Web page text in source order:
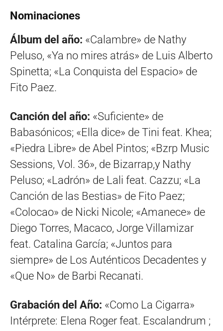
Nominaciones
Álbum del año: «Calambre» de Nathy
Peluso, «Ya no mires atrás» de Luis Alberto
Spinetta; «La Conquista del Espacio» de
Fito Paez.
Canción del año: «Suficiente» de
Babasónicos; «Ella dice» de Tini feat. Khea;
«Piedra Libre» de Abel Pintos; «Bzrp Music
Sessions, Vol. 36», de Bizarrap,y Nathy
Peluso; «Ladrón» de Lali feat. Cazzu; «La
Canción de las Bestias» de Fito Paez;
«Colocao» de Nicki Nicole; «Amanece» de
Diego Torres, Macaco, Jorge Villamizar
feat. Catalina García; «Juntos para
siempre» de Los Auténticos Decadentes y
«Que No» de Barbi Recanati.
Grabación del Año: «Como La Cigarra»
Intérprete: Elena Roger feat. Escalandrum ;